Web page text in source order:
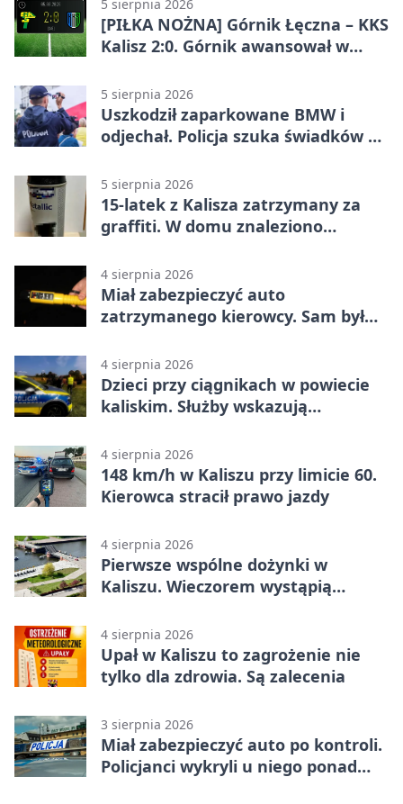
5 sierpnia 2026
[PIŁKA NOŻNA] Górnik Łęczna – KKS
Kalisz 2:0. Górnik awansował w
5 sierpnia 2026
Uszkodził zaparkowane BMW i
odjechał. Policja szuka świadków w
5 sierpnia 2026
15-latek z Kalisza zatrzymany za
graffiti. W domu znaleziono
4 sierpnia 2026
Miał zabezpieczyć auto
zatrzymanego kierowcy. Sam był
4 sierpnia 2026
Dzieci przy ciągnikach w powiecie
kaliskim. Służby wskazują
4 sierpnia 2026
148 km/h w Kaliszu przy limicie 60.
Kierowca stracił prawo jazdy
4 sierpnia 2026
Pierwsze wspólne dożynki w
Kaliszu. Wieczorem wystąpią
4 sierpnia 2026
Upał w Kaliszu to zagrożenie nie
tylko dla zdrowia. Są zalecenia
3 sierpnia 2026
Miał zabezpieczyć auto po kontroli.
Policjanci wykryli u niego ponad